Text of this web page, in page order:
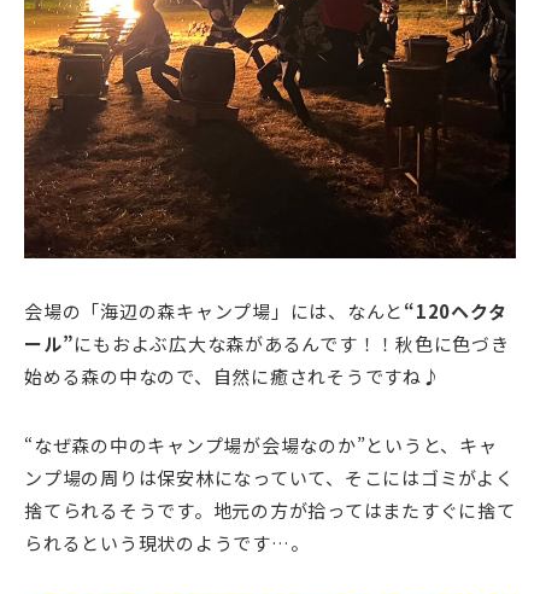
会場の「海辺の森キャンプ場」には、なんと“120ヘクタ
ール”にもおよぶ広大な森があるんです！！秋色に色づき
始める森の中なので、自然に癒されそうですね♪
“なぜ森の中のキャンプ場が会場なのか”というと、キャ
ンプ場の周りは保安林になっていて、そこにはゴミがよく
捨てられるそうです。地元の方が拾ってはまたすぐに捨て
られるという現状のようです…。